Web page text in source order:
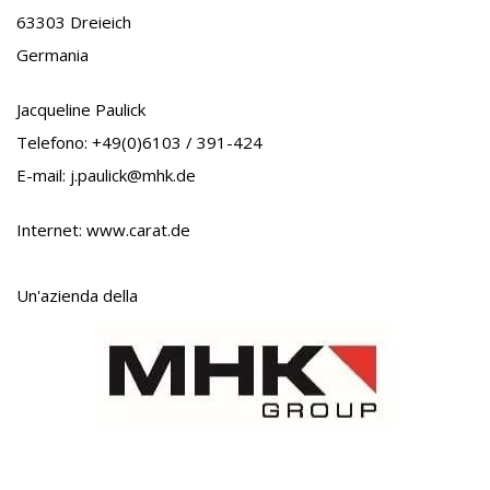
63303 Dreieich
Germania
Jacqueline Paulick
Telefono: +49(0)6103 / 391-424
E-mail: j.paulick@mhk.de
Internet: www.carat.de
Un'azienda della